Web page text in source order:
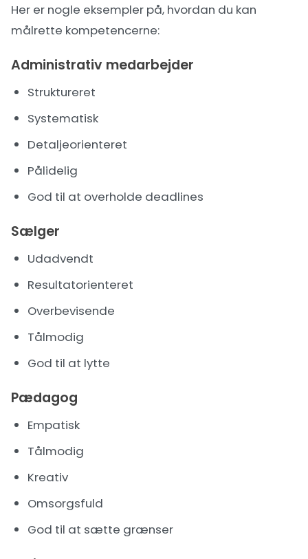
Her er nogle eksempler på, hvordan du kan
målrette kompetencerne:
Administrativ medarbejder
Struktureret
Systematisk
Detaljeorienteret
Pålidelig
God til at overholde deadlines
Sælger
Udadvendt
Resultatorienteret
Overbevisende
Tålmodig
God til at lytte
Pædagog
Empatisk
Tålmodig
Kreativ
Omsorgsfuld
God til at sætte grænser